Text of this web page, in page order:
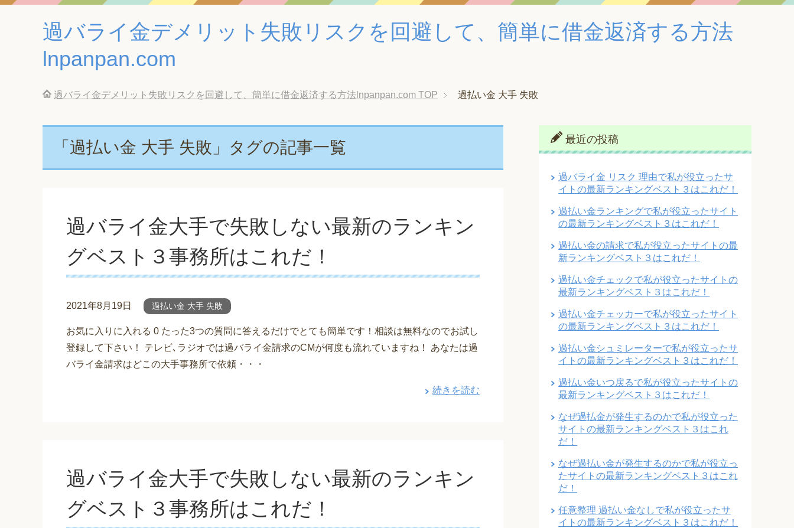
過バライ金デメリット失敗リスクを回避して、簡単に借金返済する方法
lnpanpan.com
過バライ金デメリット失敗リスクを回避して、簡単に借金返済する方法lnpanpan.com TOP 過払い金 大手 失敗
「過払い金 大手 失敗」タグの記事一覧
過バライ金大手で失敗しない最新のランキン
グベスト３事務所はこれだ！
2021年8月19日 過払い金 大手 失敗
お気に入りに入れる 0 たった3つの質問に答えるだけでとても簡単です！相談は無料なのでお試し
登録して下さい！ テレビ､ラジオでは過バライ金請求のCMが何度も流れていますね！ あなたは過
バライ金請求はどこの大手事務所で依頼・・・
続きを読む
過バライ金大手で失敗しない最新のランキン
グベスト３事務所はこれだ！
最近の投稿
過バライ金 リスク 理由で私が役立ったサ
イトの最新ランキングベスト３はこれだ！
過払い金ランキングで私が役立ったサイト
の最新ランキングベスト３はこれだ！
過払い金の請求で私が役立ったサイトの最
新ランキングベスト３はこれだ！
過払い金チェックで私が役立ったサイトの
最新ランキングベスト３はこれだ！
過払い金チェッカーで私が役立ったサイト
の最新ランキングベスト３はこれだ！
過払い金シュミレーターで私が役立ったサ
イトの最新ランキングベスト３はこれだ！
過払い金いつ戻るで私が役立ったサイトの
最新ランキングベスト３はこれだ！
なぜ過払金が発生するのかで私が役立った
サイトの最新ランキングベスト３はこれ
だ！
なぜ過払い金が発生するのかで私が役立っ
たサイトの最新ランキングベスト３はこれ
だ！
任意整理 過払い金なしで私が役立ったサ
イトの最新ランキングベスト３はこれだ！